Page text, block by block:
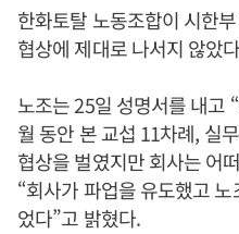
한화토탈 노동조합이 시한
협상에 제대로 나서지 않았
노조는 25일 성명서를 내고
월 동안 본 교섭 11차례, 실
협상을 벌였지만 회사는 어
“회사가 파업을 유도했고
었다”고 밝혔다.